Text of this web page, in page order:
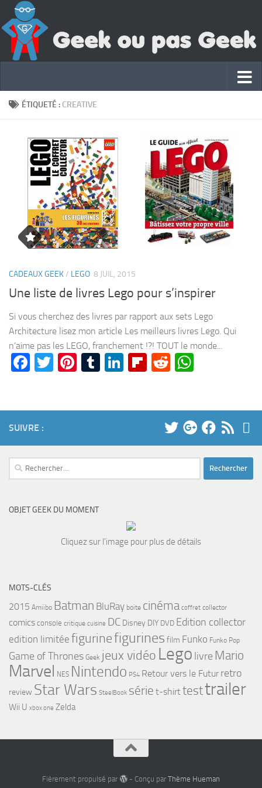
ÉTIQUETÉ : CREATIVE
CADEAUX GEEK/ LEGO 8 JUIL, 2015
Une liste de livres Lego pour s’inspirer
Si vous cherchez des livres par rapport aux sets Lego
Architecture lisez mon article Les meilleurs livres Lego. Qui
n’aime pas les LEGO, franchement !?! TOUT le monde...
Facebook
Twitter
Pinterest
Tumblr
LinkedIn
Flipboard
Reddit
SUIVRE :
Rechercher :
OBJET GEEK DU MOMENT
Cliquez sur l'image pour plus de détails
MOTS-CLÉS
2015 Amiibo Batman BluRay boite cinéma coffret collector
comics console critique cuisine DC Disney DIY DVD Edition collector
edition limitée figurinefigurines film Funko Funko Pop
Game of Thrones Geek jeux vidéo Lego livre Mario
Marvel NES Nintendo PS4 Retour vers le Futur retro
review Star Wars SteelBook série t-shirttesttrailer
Wii U xbox one Zelda
Fièrement propulsé par - Conçu par Thème Hueman